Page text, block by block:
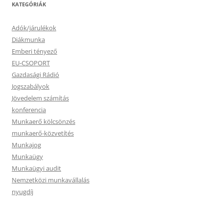
KATEGÓRIÁK
Adók/járulékok
Diákmunka
Emberi tényező
EU-CSOPORT
Gazdasági Rádió
Jogszabályok
Jövedelem számítás
konferencia
Munkaerő kölcsönzés
munkaerő-közvetítés
Munkajog
Munkaügy
Munkaügyi audit
Nemzetközi munkavállalás
nyugdíj